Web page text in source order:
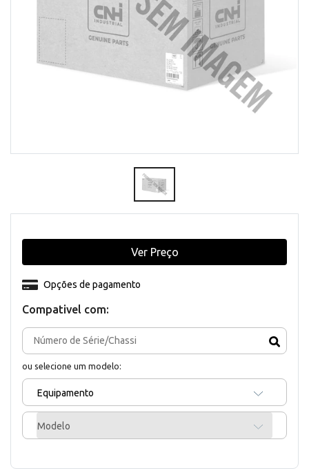
Compativel com:
ou selecione um modelo:
Equipamento
Modelo
Opções de pagamento
Ver Preço